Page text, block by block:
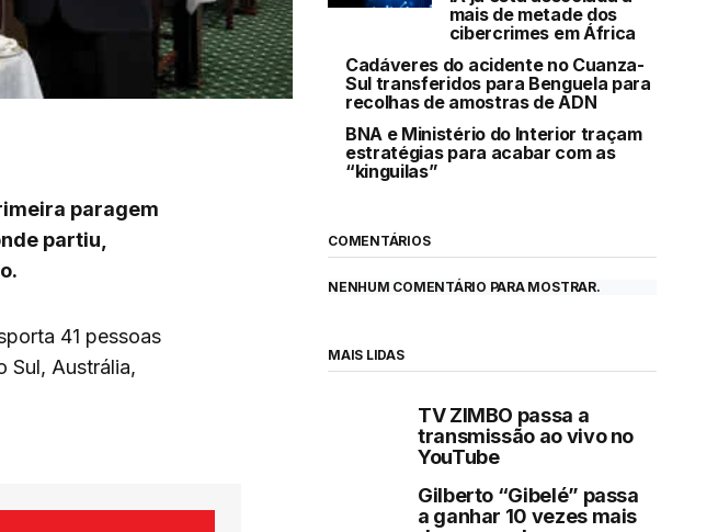
paragem
partiu,
41 pessoas
Sul, Austrália,
mais de metade dos
cibercrimes em África
Cadáveres do acidente no Cuanza-
Sul transferidos para Benguela para
recolhas de amostras de ADN
BNA e Ministério do Interior traçam
estratégias para acabar com as
“kinguilas”
COMENTÁRIOS
NENHUM COMENTÁRIO PARA MOSTRAR.
MAIS LIDAS
TV ZIMBO passa a
transmissão ao vivo no
YouTube
Gilberto “Gibelé” passa
a ganhar 10 vezes mais